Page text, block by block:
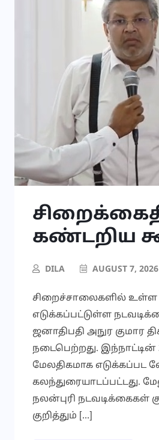
கண்டறிய
DILA AUGUST 7, 2026
சிறைச்சாலைகளில் உள்ள
எடுக்கப்பட்டுள்ள
ஜனாதிபதி அநுர குமார
நடைபெற்றது.
மேலதிகமாக எடுக்கப்பட
கலந்துரையாடப்பட்டது.
நலன்புரி நடவடிக்கைகள்
குறித்தும் […]